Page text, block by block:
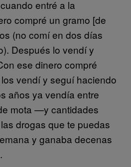
entré a la
compré un gramo [de
(no comí en dos días
Después lo vendí y
ese dinero compré
vendí y seguí haciendo
años ya vendía entre
mota —y cantidades
drogas que te puedas
y ganaba decenas